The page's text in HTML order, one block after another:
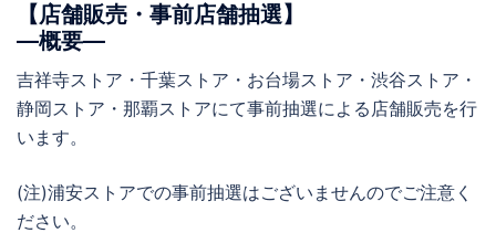
【店舗販売・事前店舗抽選】
―概要―
吉祥寺ストア・千葉ストア・お台場ストア・渋谷ストア・
静岡ストア・那覇ストアにて事前抽選による店舗販売を行
います。
(注)浦安ストアでの事前抽選はございませんのでご注意く
ださい。